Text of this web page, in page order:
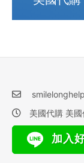
美國代購 美
加入